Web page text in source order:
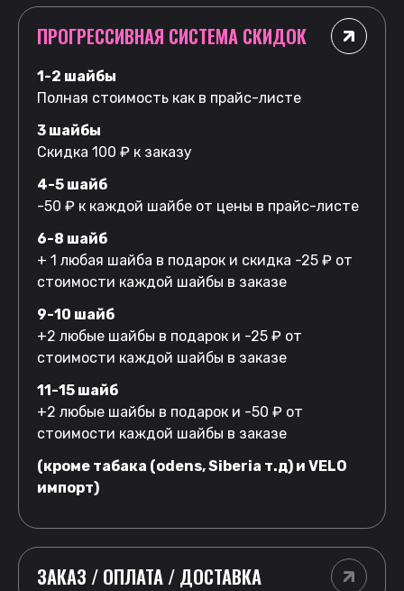
ПРОГРЕССИВНАЯ СИСТЕМА СКИДОК
1-2 шайбы
Полная стоимость как в прайс-листе
3 шайбы
Скидка 100 ₽ к заказу
4-5 шайб
-50 ₽ к каждой шайбе от цены в прайс-листе
6-8 шайб
+ 1 любая шайба в подарок и скидка -25 ₽ от
стоимости каждой шайбы в заказе
9-10 шайб
+2 любые шайбы в подарок и -25 ₽ от
стоимости каждой шайбы в заказе
11-15 шайб
+2 любые шайбы в подарок и -50 ₽ от
стоимости каждой шайбы в заказе
(кроме табака (odens, Siberia т.д) и VELO
импорт)
ЗАКАЗ / ОПЛАТА / ДОСТАВКА